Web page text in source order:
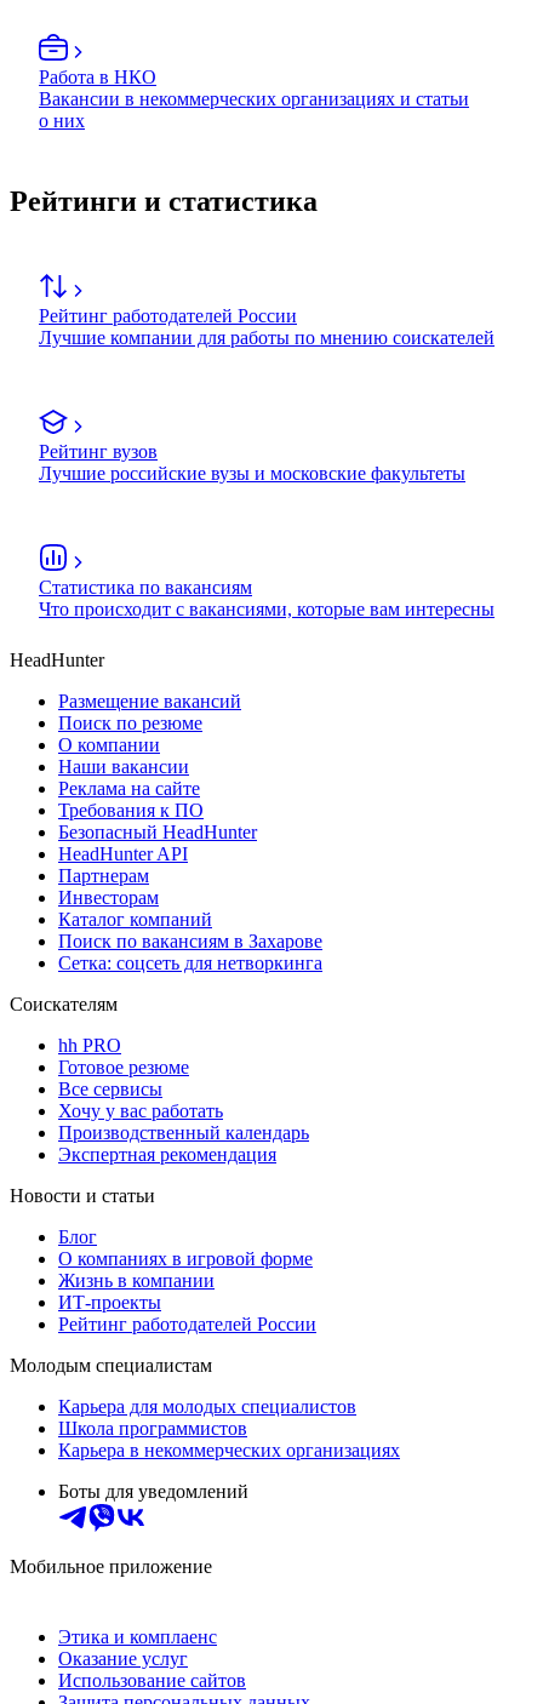
Работа в НКО
Вакансии в некоммерческих организациях и статьи
о них
Рейтинги и статистика
Рейтинг работодателей России
Лучшие компании для работы по мнению соискателей
Рейтинг вузов
Лучшие российские вузы и московские факультеты
Статистика по вакансиям
Что происходит с вакансиями, которые вам интересны
HeadHunter
Размещение вакансий
Поиск по резюме
О компании
Наши вакансии
Реклама на сайте
Требования к ПО
Безопасный HeadHunter
HeadHunter API
Партнерам
Инвесторам
Каталог компаний
Поиск по вакансиям в Захарове
Сетка: соцсеть для нетворкинга
Соискателям
hh PRO
Готовое резюме
Все сервисы
Хочу у вас работать
Производственный календарь
Экспертная рекомендация
Новости и статьи
Блог
О компаниях в игровой форме
Жизнь в компании
ИТ-проекты
Рейтинг работодателей России
Молодым специалистам
Карьера для молодых специалистов
Школа программистов
Карьера в некоммерческих организациях
Боты для уведомлений
Мобильное приложение
Этика и комплаенс
Оказание услуг
Использование сайтов